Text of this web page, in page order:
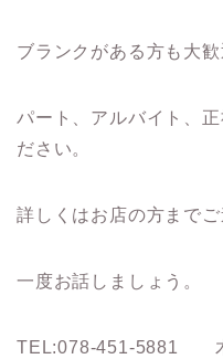
ブランクがある方も大歓
パート、アルバイト、
ださい。
詳しくはお店の方までご
一度お話しましょう。
TEL:078-451-5881